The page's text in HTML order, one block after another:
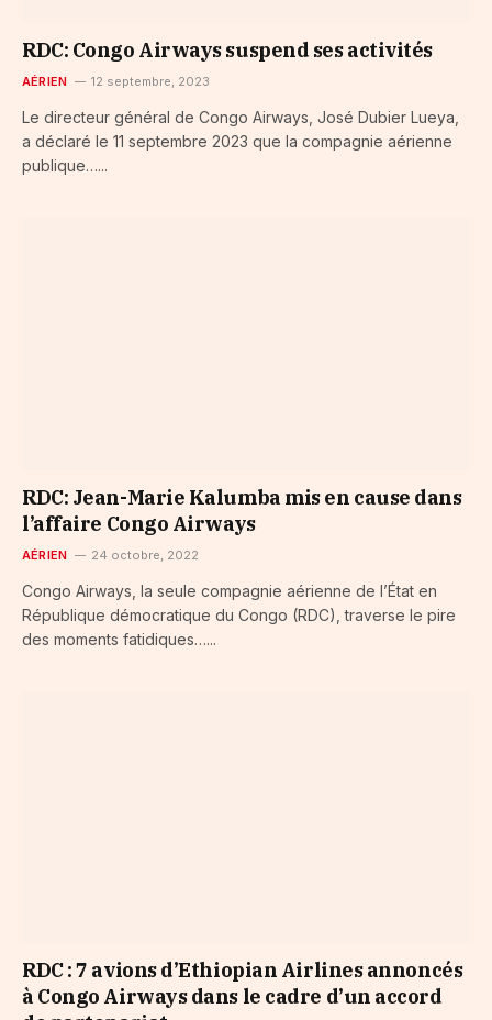
RDC: Congo Airways suspend ses activités
AÉRIEN 12 septembre, 2023
Le directeur général de Congo Airways, José Dubier Lueya,
a déclaré le 11 septembre 2023 que la compagnie aérienne
publique…...
RDC: Jean-Marie Kalumba mis en cause dans
l’affaire Congo Airways
AÉRIEN 24 octobre, 2022
Congo Airways, la seule compagnie aérienne de l’État en
République démocratique du Congo (RDC), traverse le pire
des moments fatidiques…...
RDC : 7 avions d’Ethiopian Airlines annoncés
à Congo Airways dans le cadre d’un accord